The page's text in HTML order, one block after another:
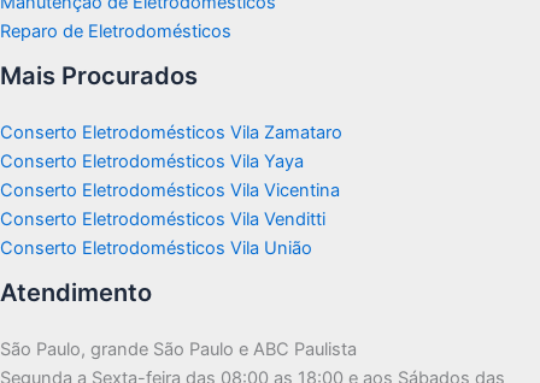
Reparo de Eletrodomésticos
Mais Procurados
Conserto Eletrodomésticos Vila Zamataro
Conserto Eletrodomésticos Vila Yaya
Conserto Eletrodomésticos Vila Vicentina
Conserto Eletrodomésticos Vila Venditti
Conserto Eletrodomésticos Vila União
Atendimento
São Paulo, grande São Paulo e ABC Paulista